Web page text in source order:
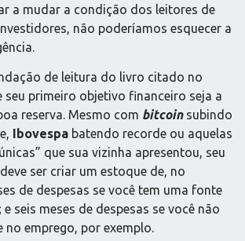
a mudar a condição dos leitores de
não poderíamos esquecer a
de leitura do livro citado no
seu primeiro objetivo financeiro seja a
reserva. Mesmo com bitcoinsubindo
Ibovespa batendo recorde ou aquelas
que sua vizinha apresentou, seu
ser criar um estoque de, no
de despesas se você tem uma fonte
seis meses de despesas se você não
no emprego, por exemplo.